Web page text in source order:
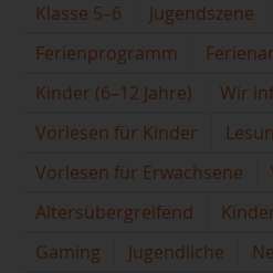
Klasse 5–6
Jugendszene
Ferienprogramm
Kinder (6–12 Jahre)
Wir
Vorlesen für Kinder
Vorlesen für Erwachsene
Altersübergreifend
Gaming
Jugendliche